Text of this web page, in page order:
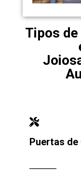
Tipos
Puertas de